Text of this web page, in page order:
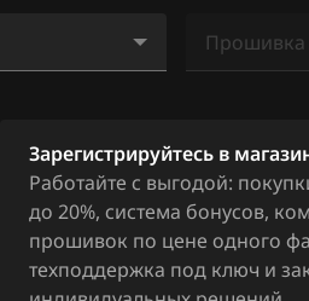
Прошивка
Зарегистрируйтесь в
Работайте с выгодой:
до 20%, система бонусов,
прошивок по цене одного
техподдержка под ключ и